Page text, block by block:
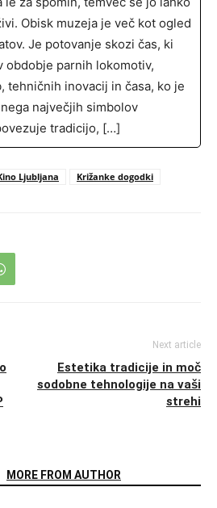
Obisk muzeja je več kot ogled
Je potovanje skozi čas, ki
obdobje parnih lokomotiv,
tehničnih inovacij in časa, ko je
največjih simbolov
tradicijo, […]
Ljubljana Križanke dogodki
Next article
Estetika tradicije in moč
sodobne tehnologije na vaši
strehi
MORE FROM AUTHOR